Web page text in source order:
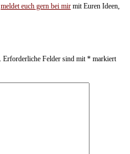
meldet euch gern bei mir mit Euren Ideen,
Erforderliche Felder sind mit * markiert